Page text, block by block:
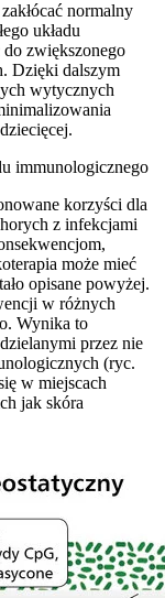
normalny
układu
zwiększonego
Dzięki dalszym
wytycznych
immunologicznego
korzyści dla
z infekcjami
może mieć
opisane powyżej.
w różnych
Wynika to
przez nie
(ryc.
w miejscach
jak skóra